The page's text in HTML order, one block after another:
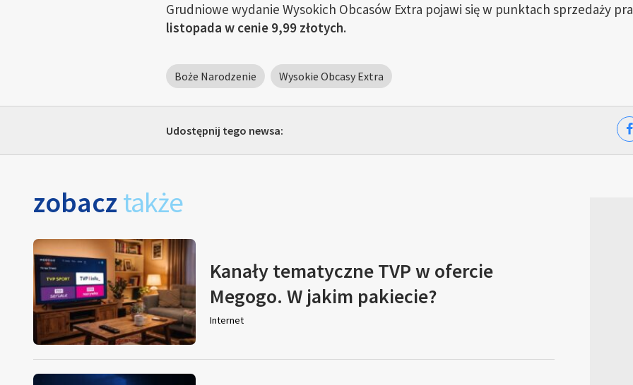
Grudniowe wydanie Wysokich Obcasów Extra pojawi się w punktach sprzedaży
listopada w cenie 9,99 złotych.
Boże Narodzenie Wysokie Obcasy Extra
Udostępnij tego newsa:
zobacz także
Kanały tematyczne TVP w ofercie
Megogo. W jakim pakiecie?
Internet